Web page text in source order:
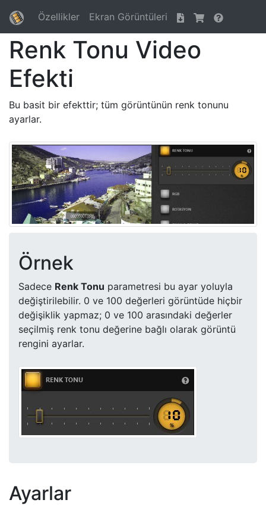
Özellikler Ekran Görüntüleri
Renk Tonu Video
Efekti
Bu basit bir efekttir; tüm görüntünün renk tonunu
ayarlar.
Örnek
Sadece Renk Tonu parametresi bu ayar yoluyla
değiştirilebilir. 0 ve 100 değerleri görüntüde hiçbir
değişiklik yapmaz; 0 ve 100 arasındaki değerler
seçilmiş renk tonu değerine bağlı olarak görüntü
rengini ayarlar.
Ayarlar